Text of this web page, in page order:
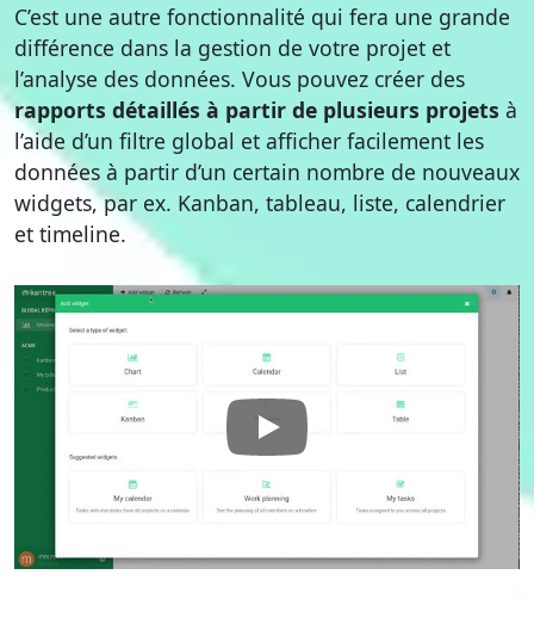
C’est une autre fonctionnalité qui fera une grande
différence dans la gestion de votre projet et
l’analyse des données. Vous pouvez créer des
rapports détaillés à partir de plusieurs projets à
l’aide d’un filtre global et afficher facilement les
données à partir d’un certain nombre de nouveaux
widgets, par ex. Kanban, tableau, liste, calendrier
et timeline.